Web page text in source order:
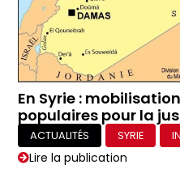
En Syrie :
populaires pour la
ACTUALITÉS SYRIE
Lire la publication